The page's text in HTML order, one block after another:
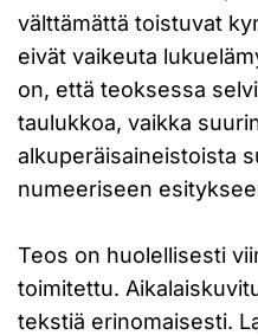
välttämättä toistuvat
eivät vaikeuta
on, että teoksessa
taulukkoa, vaikka
alkuperäisaineistoista
numeeriseen
Teos on huolellisesti
toimitettu.
tekstiä erinomaisesti.